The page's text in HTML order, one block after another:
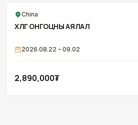
China
ХӨЛӨГ ОНГОЦНЫ АЯЛАЛ
2026.08.22 – 09.02
2,890,000₮